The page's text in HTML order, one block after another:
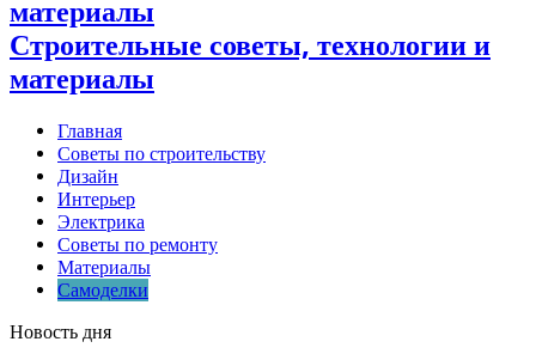
Строительные советы, технологии и
материалы
Главная
Советы по строительству
Дизайн
Интерьер
Электрика
Советы по ремонту
Материалы
Самоделки
Новость дня